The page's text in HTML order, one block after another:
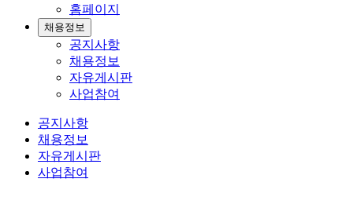
홈페이지
채용정보
공지사항
채용정보
자유게시판
사업참여
공지사항
채용정보
자유게시판
사업참여